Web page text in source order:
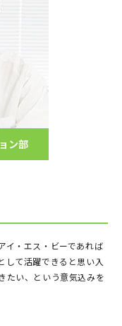
ン部
イ・エス・ビーであれば
して活躍できると思い入
たい、という意気込みを